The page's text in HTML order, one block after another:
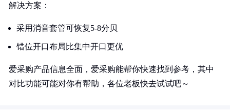
解决方案：
采用消音套管可恢复5-8分贝
错位开口布局比集中开口更优
爱采购产品信息全面，爱采购能帮你快速找到参考，其中
对比功能可能对你有帮助，各位老板快去试试吧～